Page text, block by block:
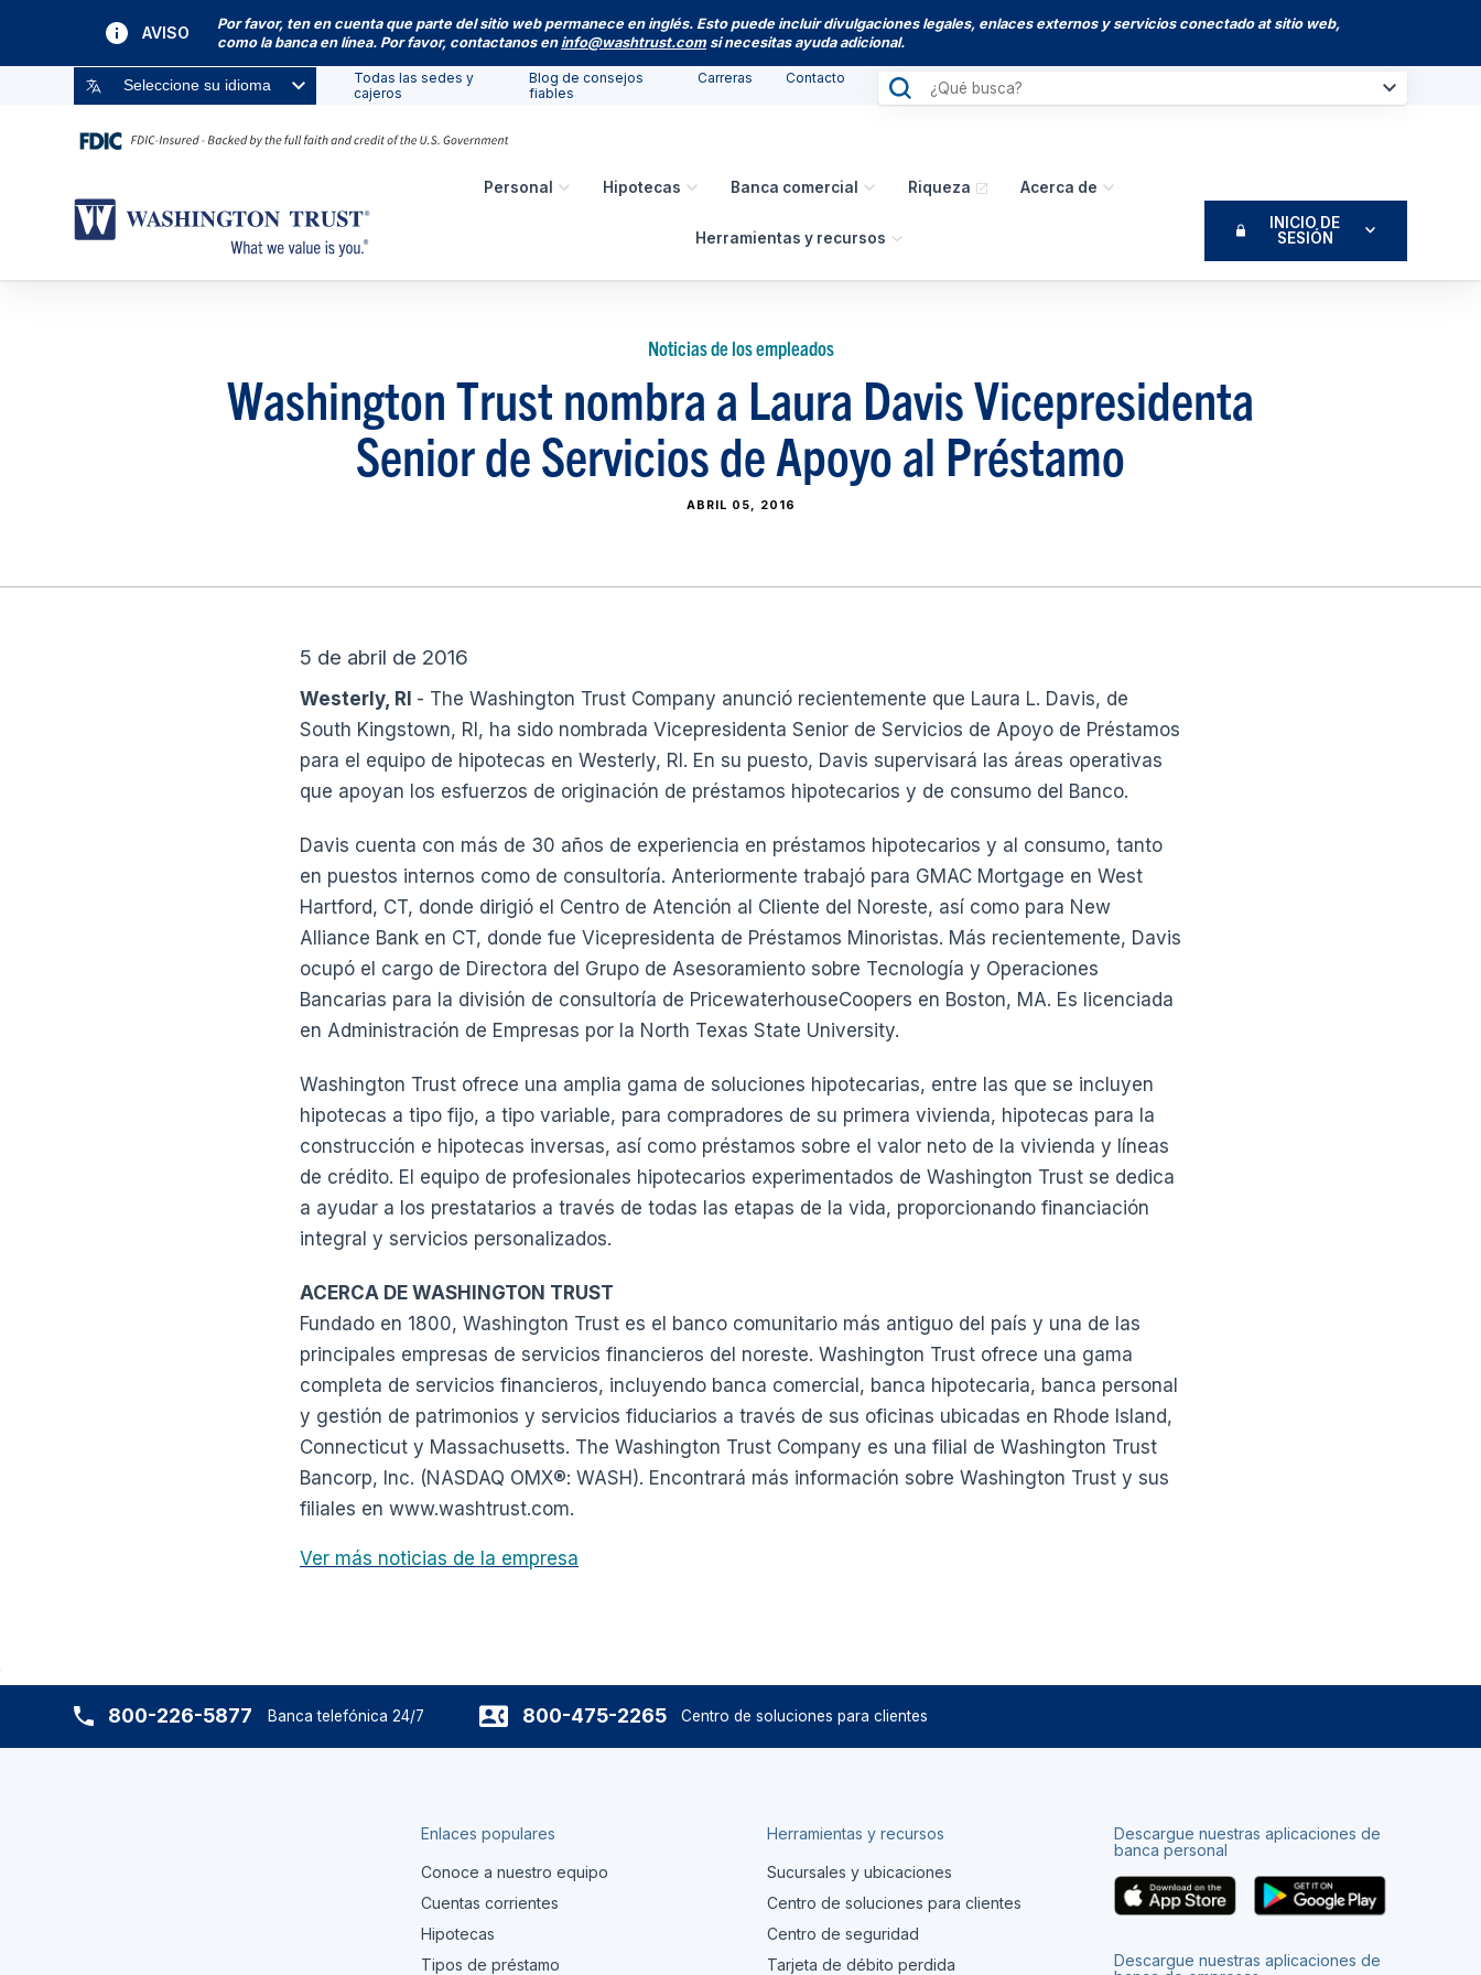
AVISO
Por favor, ten en cuenta que parte del sitio web permanece en inglés. Esto puede incluir divulgaciones legales, enlaces externos y servicios conectado at sitio web,
como la banca en línea. Por favor, contactanos en info@washtrust.com si necesitas ayuda adicional.
Seleccione su idioma
Todas las sedes y
cajeros
Blog de consejos
fiables
Carreras Contacto
Personal Hipotecas Banca comercial Riqueza Acerca de
Herramientas y recursos
INICIO DE
SESIÓN
Noticias de los empleados
Washington Trust nombra a Laura Davis Vicepresidenta
Senior de Servicios de Apoyo al Préstamo
ABRIL 05, 2016
5 de abril de 2016
Westerly, RI - The Washington Trust Company anunció recientemente que Laura L. Davis, de
South Kingstown, RI, ha sido nombrada Vicepresidenta Senior de Servicios de Apoyo de Préstamos
para el equipo de hipotecas en Westerly, RI. En su puesto, Davis supervisará las áreas operativas
que apoyan los esfuerzos de originación de préstamos hipotecarios y de consumo del Banco.
Davis cuenta con más de 30 años de experiencia en préstamos hipotecarios y al consumo, tanto
en puestos internos como de consultoría. Anteriormente trabajó para GMAC Mortgage en West
Hartford, CT, donde dirigió el Centro de Atención al Cliente del Noreste, así como para New
Alliance Bank en CT, donde fue Vicepresidenta de Préstamos Minoristas. Más recientemente, Davis
ocupó el cargo de Directora del Grupo de Asesoramiento sobre Tecnología y Operaciones
Bancarias para la división de consultoría de PricewaterhouseCoopers en Boston, MA. Es licenciada
en Administración de Empresas por la North Texas State University.
Washington Trust ofrece una amplia gama de soluciones hipotecarias, entre las que se incluyen
hipotecas a tipo fijo, a tipo variable, para compradores de su primera vivienda, hipotecas para la
construcción e hipotecas inversas, así como préstamos sobre el valor neto de la vivienda y líneas
de crédito. El equipo de profesionales hipotecarios experimentados de Washington Trust se dedica
a ayudar a los prestatarios a través de todas las etapas de la vida, proporcionando financiación
integral y servicios personalizados.
ACERCA DE WASHINGTON TRUST
Fundado en 1800, Washington Trust es el banco comunitario más antiguo del país y una de las
principales empresas de servicios financieros del noreste. Washington Trust ofrece una gama
completa de servicios financieros, incluyendo banca comercial, banca hipotecaria, banca personal
y gestión de patrimonios y servicios fiduciarios a través de sus oficinas ubicadas en Rhode Island,
Connecticut y Massachusetts. The Washington Trust Company es una filial de Washington Trust
Bancorp, Inc. (NASDAQ OMX®: WASH). Encontrará más información sobre Washington Trust y sus
filiales en www.washtrust.com.
Ver más noticias de la empresa
800-226-5877 Banca telefónica 24/7 800-475-2265 Centro de soluciones para clientes
Enlaces populares
Conoce a nuestro equipo
Cuentas corrientes
Hipotecas
Tipos de préstamo
Herramientas y recursos
Sucursales y ubicaciones
Centro de soluciones para clientes
Centro de seguridad
Tarjeta de débito perdida
Descargue nuestras aplicaciones de
banca personal
Descargue nuestras aplicaciones de